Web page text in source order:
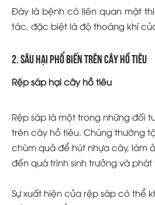
Đây là bệnh có liên quan mật
tác, đặc biệt là độ thoáng khí
2. Sâu hại phổ biến trên cây hồ tiêu
Rệp sáp hại cây hồ tiêu
Rệp sáp là một trong những đối
trên cây hồ tiêu. Chúng thường
chùm quả để hút nhựa cây, làm
đến quá trình sinh trưởng và
Sự xuất hiện của rệp sáp có thể